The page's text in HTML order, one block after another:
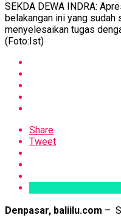
SEKDA DEWA INDRA:
belakangan ini yang sudah
menyelesaikan tugas
(Foto:Ist)
Share
Tweet
Denpasar, baliilu.com –